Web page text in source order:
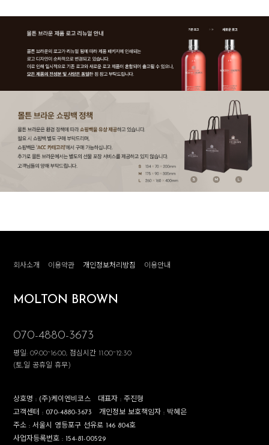
회사소개 이용약관 개인정보처리방침 이용안내
MOLTON BROWN
070-4880-3673
평일: 09:00~16:00, 점심시간 11:00~12:30
(토,일 공휴일 휴무)
상호명 :(주)케이엔비코스 대표자 :주진형
고객센터 : 070-4880-3673 개인정보 보호책임자 : 박혜은
주소 :서울시 영등포구 선유로 146 804호
사업자등록번호 :
154-81-00529